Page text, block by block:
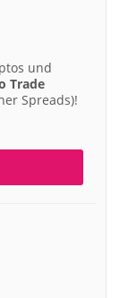
und
Trade
Spreads)!